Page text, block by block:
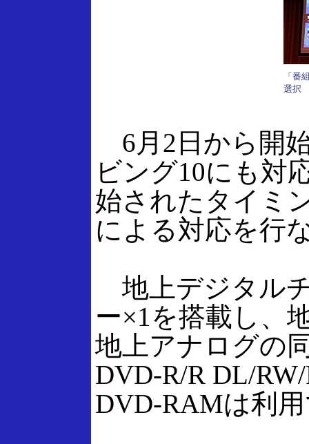
「番
選択
6月2日から開
ビング10にも対
始されたタイミ
による対応を行
地上デジタル
ー×1を搭載し、
地上アナログの
DVD-R/R DL/
DVD-RAMは利